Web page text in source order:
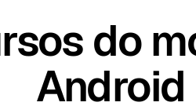
do
Android